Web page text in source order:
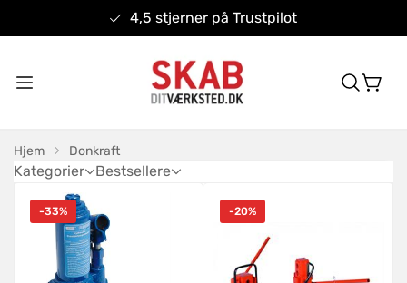
4,5 stjerner på Trustpilot
Hjem Donkraft
Kategorier Bestsellere
-33% -20%